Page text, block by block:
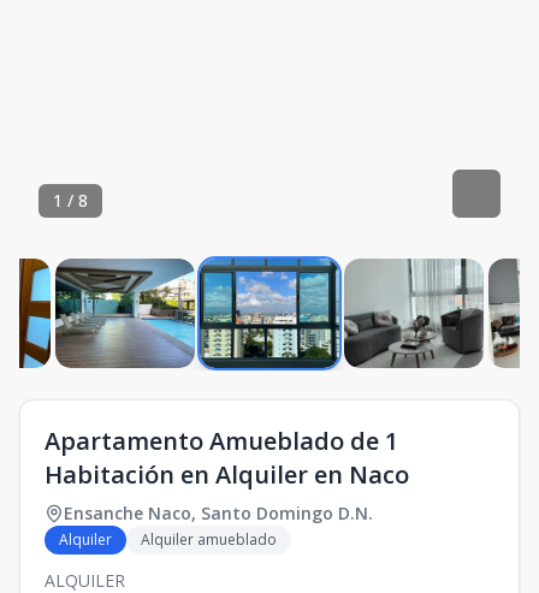
1 / 8
Apartamento Amueblado de 1
Habitación en Alquiler en Naco
Ensanche Naco, Santo Domingo D.N.
Alquiler Alquiler amueblado
ALQUILER